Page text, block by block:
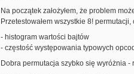
Na początek założyłem, że problem
Przetestowałem wszystkie 8!
- histogram wartości bajtów
- częstość występowania typowych
Dobra permutacja szybko się wyróżnia